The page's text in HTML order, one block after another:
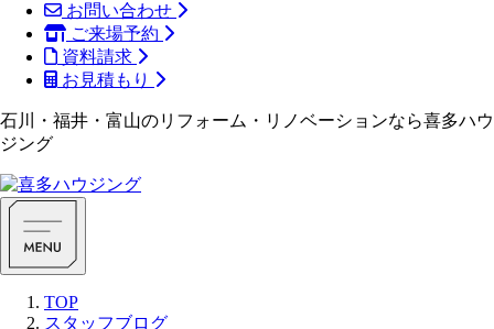
お問い合わせ
ご来場予約
資料請求
お見積もり
石川・福井・富山のリフォーム・リノベーションなら喜多ハウ
ジング
TOP
スタッフブログ